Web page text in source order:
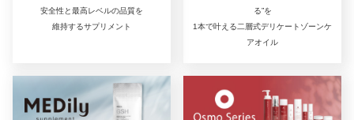
安全性と最高レベルの品質を
維持するサプリメント
る”を
1本で叶える二層式デリケートゾーンケ
アオイル